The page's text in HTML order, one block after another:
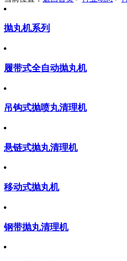
抛丸机系列
履带式全自动抛丸机
吊钩式抛喷丸清理机
悬链式抛丸清理机
移动式抛丸机
钢带抛丸清理机